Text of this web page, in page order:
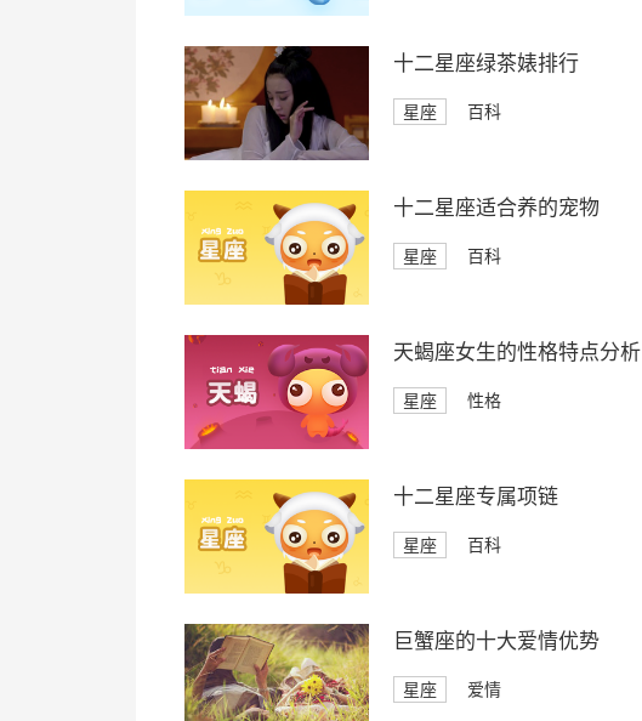
十二星座绿茶婊排行
星座 百科
十二星座适合养的宠物
星座 百科
天蝎座女生的性格特点分析
星座 性格
十二星座专属项链
星座 百科
巨蟹座的十大爱情优势
星座 爱情